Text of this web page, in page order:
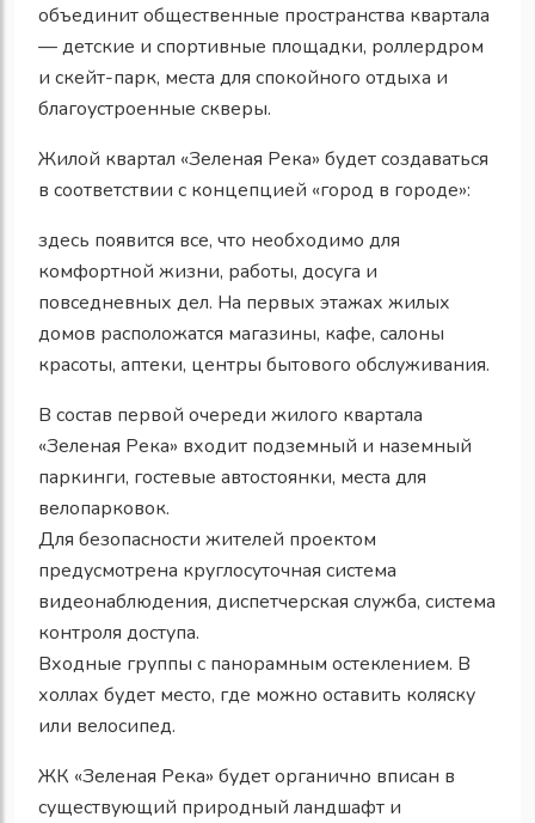
объединит общественные пространства квартала
— детские и спортивные площадки, роллердром
и скейт-парк, места для спокойного отдыха и
благоустроенные скверы.
Жилой квартал «Зеленая Река» будет создаваться
в соответствии с концепцией «город в городе»:
здесь появится все, что необходимо для
комфортной жизни, работы, досуга и
повседневных дел. На первых этажах жилых
домов расположатся магазины, кафе, салоны
красоты, аптеки, центры бытового обслуживания.
В состав первой очереди жилого квартала
«Зеленая Река» входит подземный и наземный
паркинги, гостевые автостоянки, места для
велопарковок.
Для безопасности жителей проектом
предусмотрена круглосуточная система
видеонаблюдения, диспетчерская служба, система
контроля доступа.
Входные группы с панорамным остеклением. В
холлах будет место, где можно оставить коляску
или велосипед.
ЖК «Зеленая Река» будет органично вписан в
существующий природный ландшафт и